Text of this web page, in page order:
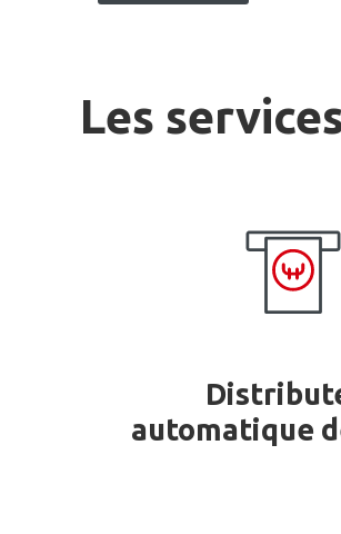
Les
automatique